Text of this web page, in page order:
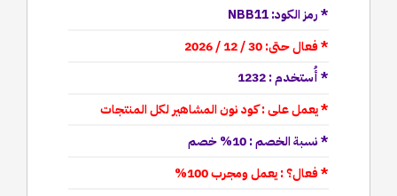
* رمز الكود: NBB11
* فعال حتى: 30 / 12 / 2026
* أُستخدم : 1232
* يعمل على : كود نون المشاهير لكل المنتجات
* نسبة الخصم : 10% خصم
* فعال؟ : يعمل ومجرب 100%